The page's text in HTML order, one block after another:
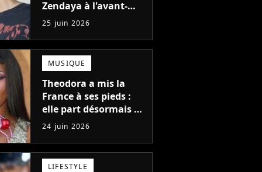
Zendaya à l'avant-
première de Spider-
Man à Paris, "Le style
n'a pas besoin de
coûter une fortune"
25 juin 2026
MUSIQUE
Theodora a mis la
France à ses pieds :
elle part désormais à
la conquête du
monde avec son
premier gros feat
international
24 juin 2026
LIFESTYLE